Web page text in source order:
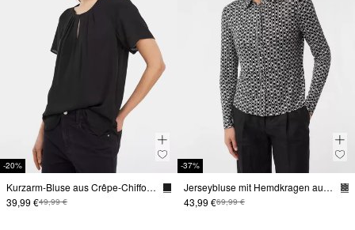
-20%
Kurzarm-Bluse aus Crêpe-Chiffon mit Raffung
39,99 €49,99 €
-37%
Jerseybluse mit Hemdkragen aus Viskosemix
43,99 €69,99 €